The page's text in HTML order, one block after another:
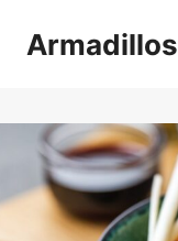
Armadillos